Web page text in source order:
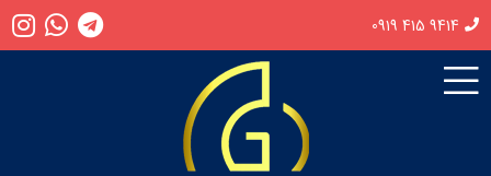
0919 415 9414